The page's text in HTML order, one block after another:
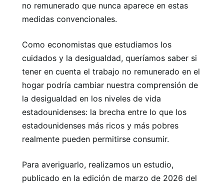
no remunerado que nunca aparece en estas
medidas convencionales.
Como economistas que estudiamos los
cuidados y la desigualdad, queríamos saber si
tener en cuenta el trabajo no remunerado en el
hogar podría cambiar nuestra comprensión de
la desigualdad en los niveles de vida
estadounidenses: la brecha entre lo que los
estadounidenses más ricos y más pobres
realmente pueden permitirse consumir.
Para averiguarlo, realizamos un estudio,
publicado en la edición de marzo de 2026 del